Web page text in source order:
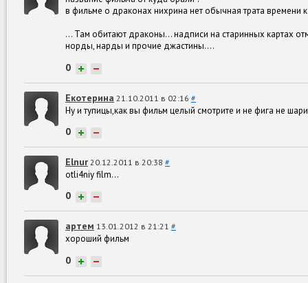
в фильме о драконах нихрина нет обычная трата времени
... Там обитают драконы... надписи на старинных картах
норды, нарды и прочие джастины....
0 + −
Екотерина 21.10.2011 в 02:16 #
Ну и тупицы,как вы фильм целый смотрите и не фига не
0 + −
Elnur 20.12.2011 в 20:38 #
otli4niy film...
0 + −
артем 13.01.2012 в 21:21 #
хороший фильм
0 + −